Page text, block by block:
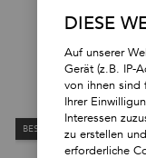
BEST-SELLER
DIESE
Auf unserer
Gerät (z.B. IP-
von ihnen sind
Ihrer
Interessen
zu erstellen
erforderliche